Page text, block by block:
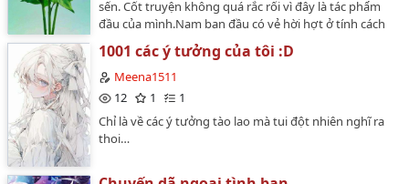
sến. Cốt truyện không quá rắc rối vì đây là tác phẩm
đầu của mình.Nam ban đầu có vẻ hời hợt ở tính cách
nhưng dần dần bạn sẽ thấy cực kì dễ thương.Nữ bên
ngoài thì tỏ vẻ hùng hổ mạnh mẽ nhưng thật ra bản
chất vẫn rất nhút nhát.Truyện tự sáng tác không phải
edit mong mọi người tôn trọng và ủng hộ.Luôn đón
lịch ra chương cố định.…
1001 các ý tưởng của tôi :D
Meena1511
12
1
1
Chỉ là về các ý tưởng tào lao mà tui đột nhiên nghĩ ra
thoi…